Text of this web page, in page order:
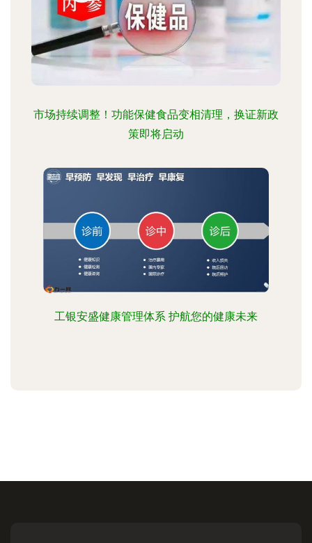
市场持续调整！功能保健食品变相清理，换证新政
策即将启动
工银安盛健康管理体系 护航您的健康未来